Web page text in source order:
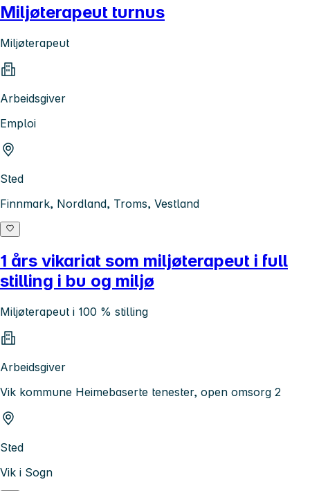
Miljøterapeut turnus
Miljøterapeut
Arbeidsgiver
Emploi
Sted
Finnmark, Nordland, Troms, Vestland
1 års vikariat som miljøterapeut i full
stilling i bu og miljø
Miljøterapeut i 100 % stilling
Arbeidsgiver
Vik kommune Heimebaserte tenester, open omsorg 2
Sted
Vik i Sogn